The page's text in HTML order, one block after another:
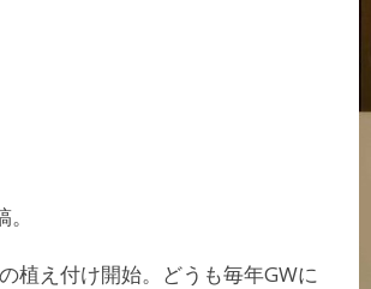
植え付け開始。どうも毎年GWに